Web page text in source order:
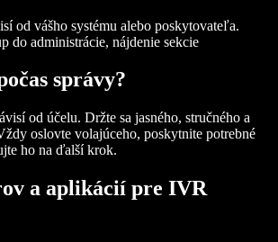
od vášho systému alebo poskytovateľa.
do administrácie, nájdenie sekcie
správy?
od účelu. Držte sa jasného, stručného a
oslovte volajúceho, poskytnite potrebné
ho na ďalší krok.
a aplikácií pre IVR